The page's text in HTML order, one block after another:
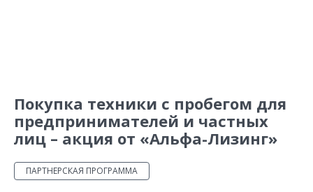
Покупка техники с пробегом для
предпринимателей и частных
лиц – акция от «Альфа-Лизинг»
ПАРТНЕРСКАЯ ПРОГРАММА